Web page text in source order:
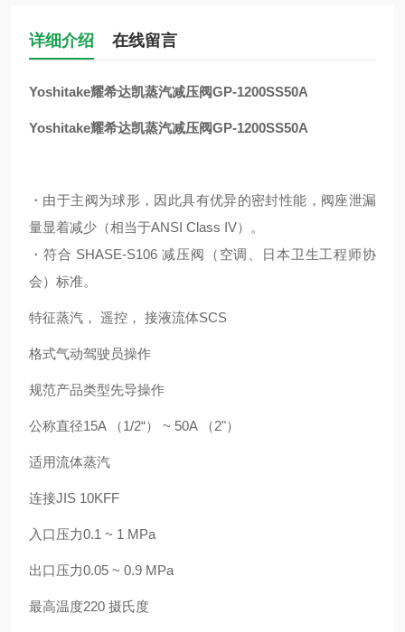
详细介绍 在线留言
Yoshitake耀希达凯蒸汽减压阀GP-1200SS50A
Yoshitake耀希达凯蒸汽减压阀GP-1200SS50A
・由于主阀为球形，因此具有优异的密封性能，阀座泄漏
量显着减少（相当于ANSI Class IV）。
・符合 SHASE-S106 减压阀（空调、日本卫生工程师协
会）标准。
特征蒸汽， 遥控， 接液流体SCS
格式气动驾驶员操作
规范产品类型先导操作
公称直径15A （1/2“） ~ 50A （2"）
适用流体蒸汽
连接JIS 10KFF
入口压力0.1 ~ 1 MPa
出口压力0.05 ~ 0.9 MPa
最高温度220 摄氏度